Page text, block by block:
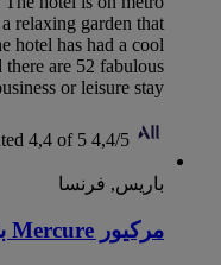
relaxing garden that
hotel has had a cool
are 52 fabulous
or leisure stay.
4,4/5
4,4 of 5
باريس, فرنسا
مركيور Mercure باريس تور إيفل